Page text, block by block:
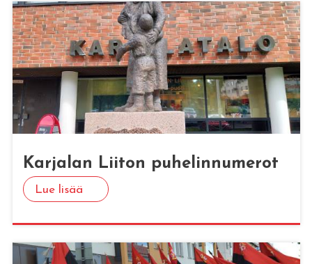
Kar­ja­lan Lii­ton pu­he­lin­nu­me­rot
Lue lisää